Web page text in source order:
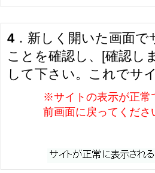
4．新しく開いた画面
ことを確認し、[確認し
して下さい。これでサ
※サイトの表示が正常
前画面に戻ってくださ